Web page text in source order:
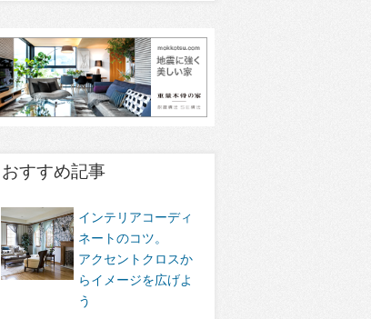
おすすめ記事
インテリアコーディ
ネートのコツ。
アクセントクロスか
らイメージを広げよ
う